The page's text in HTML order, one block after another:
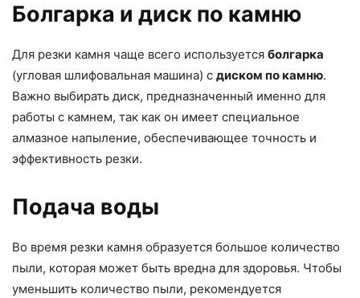
Болгарка и диск по камню
Для резки камня чаще всего используется болгарка
(угловая шлифовальная машина) с диском по камню.
Важно выбирать диск, предназначенный именно для
работы с камнем, так как он имеет специальное
алмазное напыление, обеспечивающее точность и
эффективность резки.
Подача воды
Во время резки камня образуется большое количество
пыли, которая может быть вредна для здоровья. Чтобы
уменьшить количество пыли, рекомендуется